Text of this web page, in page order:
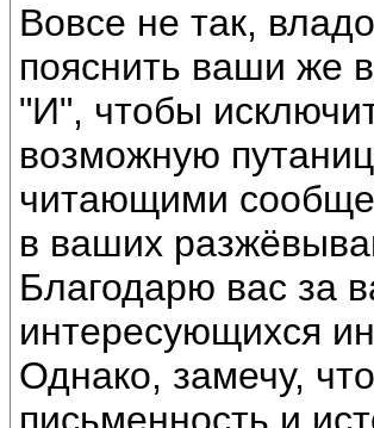
Вовсе не так,
пояснить ваши же
"И", чтобы
возможную
читающими
в ваших
Благодарю вас за
интересующихся
Однако, замечу,